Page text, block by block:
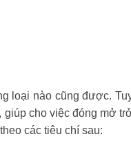
loại nào cũng được.
cho việc đóng mở
các tiêu chí sau: